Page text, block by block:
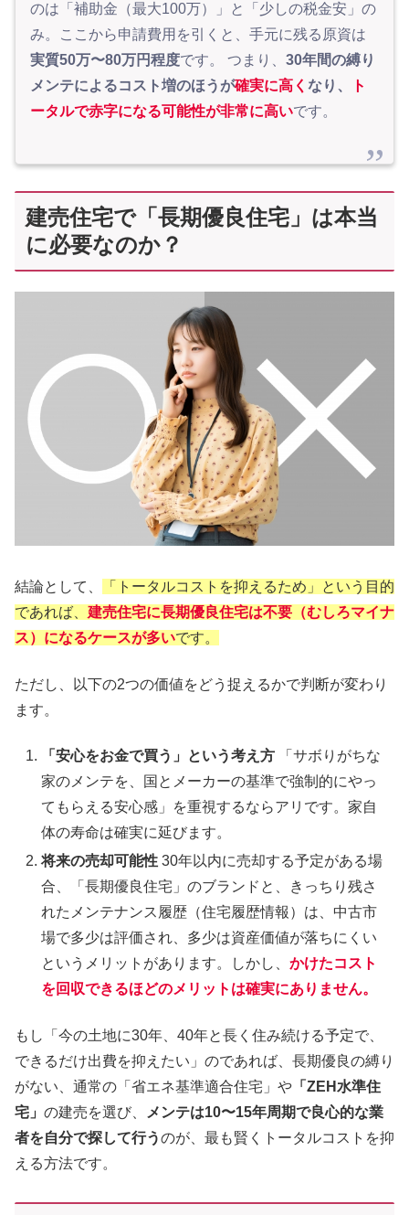
のは「補助金（最大100万）」と「少しの税金安」の
み。ここから申請費用を引くと、手元に残る原資は
実質50万〜80万円程度です。 つまり、 30年間の縛り
メンテによるコスト増のほうが確実に高く なり、
ト
ータルで赤字になる可能性が非常に高いです。
建売住宅で「長期優良住宅」は本当
に必要なのか？
結論として、
「トータルコストを抑えるため」という目的
であれば、 建売住宅に長期優良住宅は不要（むしろマイナ
ス）になるケースが多いです。
ただし、以下の2つの価値をどう捉えるかで判断が変わり
ます。
「安心をお金で買う」という考え方 「サボりがちな
家のメンテを、国とメーカーの基準で強制的にやっ
てもらえる安心感」を重視するならアリです。家自
体の寿命は確実に延びます。
将来の売却可能性 30年以内に売却する予定がある場
合、「長期優良住宅」のブランドと、きっちり残さ
れたメンテナンス履歴（住宅履歴情報）は、中古市
場で多少は評価され、多少は資産価値が落ちにくい
というメリットがあります。しかし、かけたコスト
を回収できるほどのメリットは確実にありません。
もし「今の土地に30年、40年と長く住み続ける予定で、
できるだけ出費を抑えたい」のであれば、長期優良の縛り
がない、通常の「省エネ基準適合住宅」や 「ZEH水準住
宅」 の建売を選び、
メンテは10〜15年周期で良心的な業
者を自分で探して行うのが、最も賢くトータルコストを抑
える方法です。